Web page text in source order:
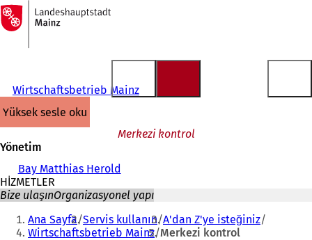
İçeriğe atla
Ana
sayfaya
Wirtschaftsbetrieb Mainz
yüksek sesle oku
Merkezi kontrol
Yönetim
Bay Matthias Herold
HİZMETLER
Bize ulaşınOrganizasyonel yapı
Buradasınız:
Ana Sayfa Servis kullanın A'dan Z'ye isteğiniz
Wirtschaftsbetrieb Mainz Merkezi kontrol